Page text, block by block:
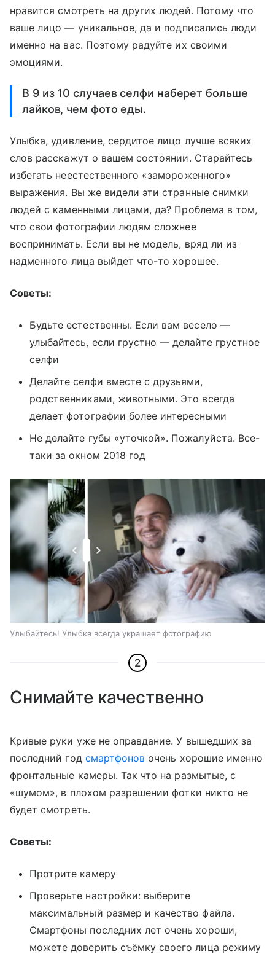
нравится смотреть на других людей. Потому что
ваше лицо — уникальное, да и подписались люди
именно на вас. Поэтому радуйте их своими
эмоциями.
В 9 из 10 случаев селфи наберет больше
лайков, чем фото еды.
Улыбка, удивление, сердитое лицо лучше всяких
слов расскажут о вашем состоянии. Старайтесь
избегать неестественного «замороженного»
выражения. Вы же видели эти странные снимки
людей с каменными лицами, да? Проблема в том,
что свои фотографии людям сложнее
воспринимать. Если вы не модель, вряд ли из
надменного лица выйдет что-то хорошее.
Советы:
Будьте естественны. Если вам весело —
улыбайтесь, если грустно — делайте грустное
селфи
Делайте селфи вместе с друзьями,
родственниками, животными. Это всегда
делает фотографии более интересными
Не делайте губы «уточкой». Пожалуйста. Все-
таки за окном 2018 год
Улыбайтесь! Улыбка всегда украшает фотографию
2
Снимайте качественно
Кривые руки уже не оправдание. У вышедших за
последний год смартфонов очень хорошие именно
фронтальные камеры. Так что на размытые, с
«шумом», в плохом разрешении фотки никто не
будет смотреть.
Советы:
Протрите камеру
Проверьте настройки: выберите
максимальный размер и качество файла.
Смартфоны последних лет очень хороши,
можете доверить съёмку своего лица режиму